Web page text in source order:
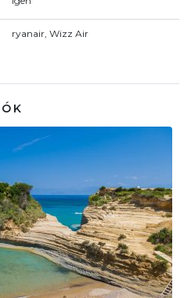
ryanair, Wizz Air